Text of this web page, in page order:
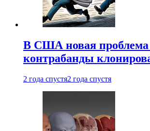
В США новая
контрабанды
2 года спустя2 года спустя